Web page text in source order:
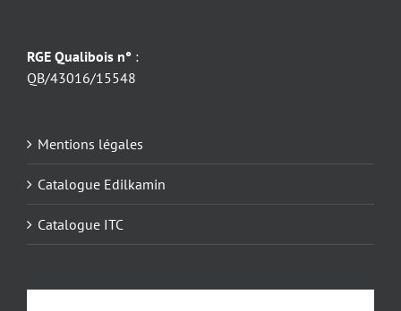
RGE Qualibois n° :
QB/43016/15548
Mentions légales
Catalogue Edilkamin
Catalogue ITC